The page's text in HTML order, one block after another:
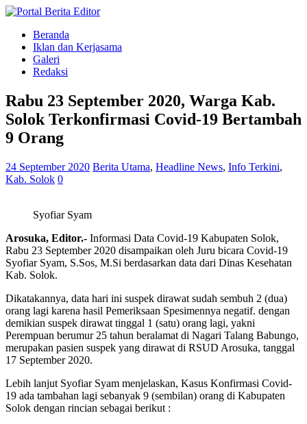
Beranda
Iklan dan Kerjasama
Galeri
Redaksi
Rabu 23 September 2020, Warga Kab.
Solok Terkonfirmasi Covid-19 Bertambah
9 Orang
24 September 2020 Berita Utama, Headline News, Info Terkini,
Kab. Solok 0
Syofiar Syam
Arosuka, Editor.- Informasi Data Covid-19 Kabupaten Solok,
Rabu 23 September 2020 disampaikan oleh Juru bicara Covid-19
Syofiar Syam, S.Sos, M.Si berdasarkan data dari Dinas Kesehatan
Kab. Solok.
Dikatakannya, data hari ini suspek dirawat sudah sembuh 2 (dua)
orang lagi karena hasil Pemeriksaan Spesimennya negatif. dengan
demikian suspek dirawat tinggal 1 (satu) orang lagi, yakni
Perempuan berumur 25 tahun beralamat di Nagari Talang Babungo,
merupakan pasien suspek yang dirawat di RSUD Arosuka, tanggal
17 September 2020.
Lebih lanjut Syofiar Syam menjelaskan, Kasus Konfirmasi Covid-
19 ada tambahan lagi sebanyak 9 (sembilan) orang di Kabupaten
Solok dengan rincian sebagai berikut :